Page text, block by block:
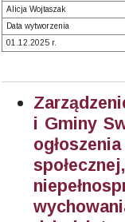
Alicja Wojtaszak
Data wytworzenia
01.12.2025 r.
i Gminy